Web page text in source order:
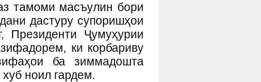
тамоми масъулин бори
дастуру супоришҳои
Президенти Ҷумуҳурии
ки корбариву
ба зиммадошта
ноил гардем.